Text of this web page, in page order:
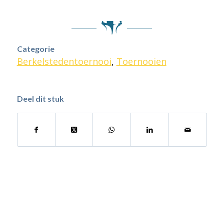
Categorie
Berkelstedentoernooi, Toernooien
Deel dit stuk